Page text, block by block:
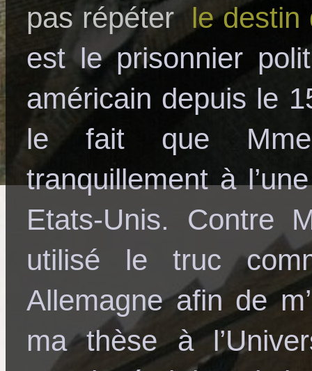
pas répéter le destin
est le prisonnier
américain depuis le
le fait que Mme
tranquillement à
Etats-Unis. Contre
utilisé le truc
Allemagne afin de
ma thèse à